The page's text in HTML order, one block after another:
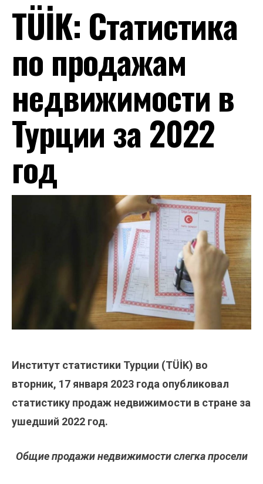
TÜİK: Статистика
по продажам
недвижимости в
Турции за 2022
год
Институт статистики Турции (TÜİK) во
вторник, 17 января 2023 года опубликовал
статистику продаж недвижимости в стране за
ушедший 2022 год.
Общие продажи недвижимости слегка просели